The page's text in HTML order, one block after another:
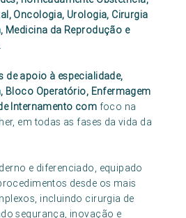
Oncologia, Urologia, Cirurgia
Medicina da Reprodução e
de apoio à especialidade,
Bloco Operatório, Enfermagem
Internamento com foco na
em todas as fases da vida da
e diferenciado, equipado
desde os mais
incluindo cirurgia de
segurança, inovação e